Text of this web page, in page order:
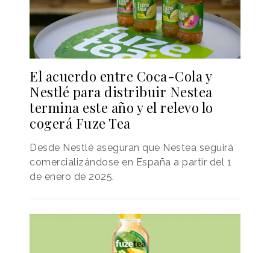
El acuerdo entre Coca-Cola y
Nestlé para distribuir Nestea
termina este año y el relevo lo
cogerá Fuze Tea
Desde Nestlé aseguran que Nestea seguirá
comercializándose en España a partir del 1
de enero de 2025.